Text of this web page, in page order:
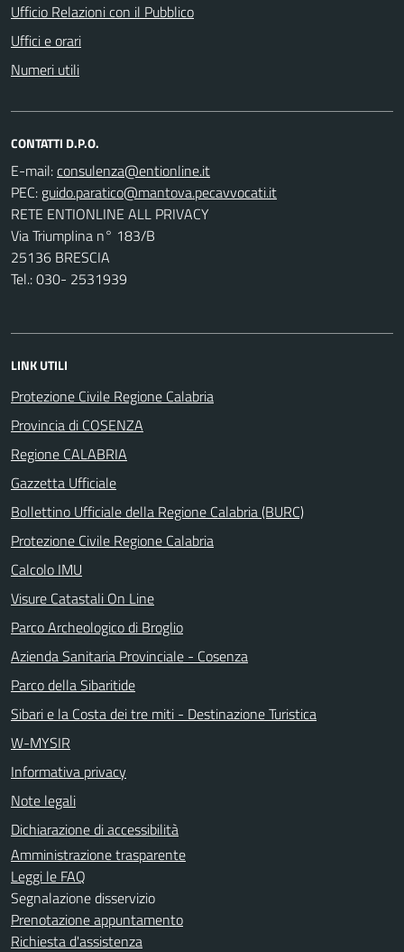
Ufficio Relazioni con il Pubblico
Uffici e orari
Numeri utili
CONTATTI D.P.O.
E-mail:
PEC:
RETE ENTIONLINE ALL PRIVACY
Via Triumplina n° 183/B
25136 BRESCIA
Tel.: 030- 2531939
LINK UTILI
Protezione Civile Regione Calabria
Provincia di COSENZA
Regione CALABRIA
Gazzetta Ufficiale
Bollettino Ufficiale della Regione Calabria (BURC)
Protezione Civile Regione Calabria
Calcolo IMU
Visure Catastali On Line
Parco Archeologico di Broglio
Azienda Sanitaria Provinciale - Cosenza
Parco della Sibaritide
Sibari e la Costa dei tre miti - Destinazione Turistica
W-MYSIR
Informativa privacy
Note legali
Dichiarazione di accessibilità
Amministrazione trasparente
Leggi le FAQ
Segnalazione disservizio
Prenotazione appuntamento
Richiesta d'assistenza